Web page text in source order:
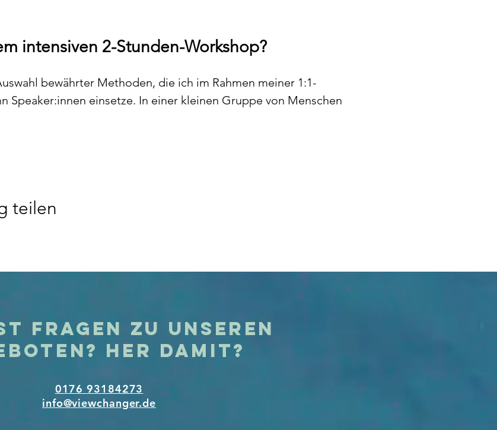
intensiven 2-Stunden-Workshop?
bewährter Methoden, die ich im Rahmen meiner 1:1-
Speaker:innen einsetze. In einer kleinen Gruppe von Menschen
teilen
Fragen zu unseren
Her damit?
0176 93184273
info@viewchanger.de